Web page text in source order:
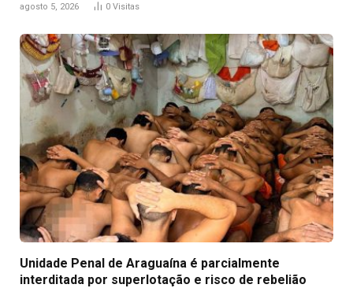
agosto 5, 2026 0 Visitas
Unidade Penal de Araguaína é parcialmente
interditada por superlotação e risco de rebelião